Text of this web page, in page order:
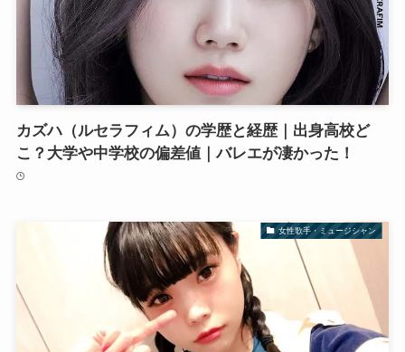
カズハ（ルセラフィム）の学歴と経歴｜出身高校ど
こ？大学や中学校の偏差値｜バレエが凄かった！
女性歌手・ミュージシャン